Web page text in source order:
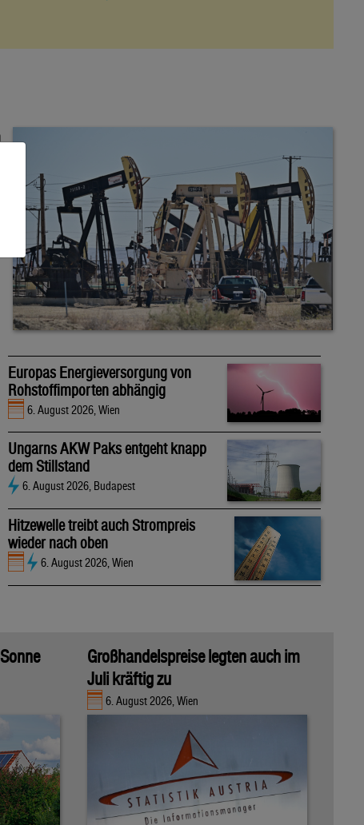
Europas Energieversorgung von
Rohstoffimporten abhängig
6. August 2026, Wien
Ungarns AKW Paks entgeht knapp
dem Stillstand
6. August 2026, Budapest
Hitzewelle treibt auch Strompreis
wieder nach oben
6. August 2026, Wien
Großhandelspreise legten auch im
Juli kräftig zu
6. August 2026, Wien